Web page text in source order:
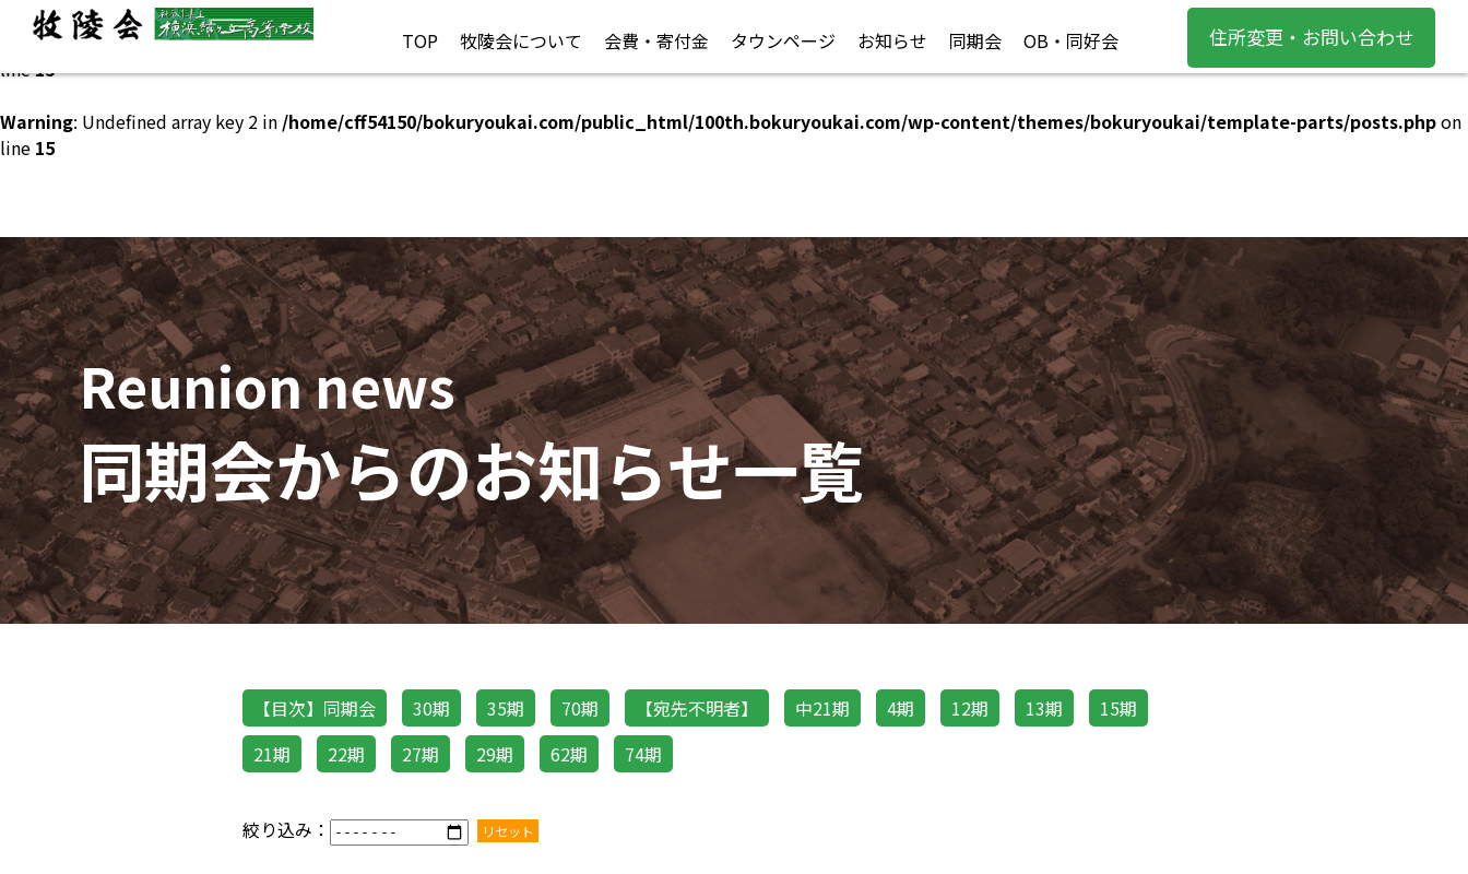
Warning : Undefined array key 1 in/home/cff54150/bokuryoukai.com/public_html/100th.bokuryoukai.com/wp-content/themes/bokuryoukai/template-parts/posts.php
line15
Warning: Undefined array key 2 in /home/cff54150/bokuryoukai.com/public_html/100th.bokuryoukai.com/wp-content/themes/bokuryoukai/template-parts/posts.phpon
line 15
TOP 牧陵会について 会費・寄付金 タウンページ お知らせ 同期会 OB・同好会 住所変更・お問い合わせ
Reunion news
同期会からのお知らせ一覧
【目次】同期会 30期 35期 70期 【宛先不明者】 中21期 4期 12期 13期
15期
21期
22期 27期 29期 62期 74期
絞り込み： リセット